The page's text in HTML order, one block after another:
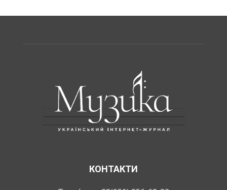
КОНТАКТИ